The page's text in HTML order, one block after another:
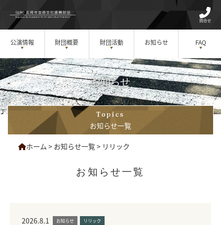
問合せ
公演情報 財団概要 財団活動 お知らせ FAQ
お知らせ
Topics
お知らせ一覧
ホーム > お知らせ一覧> リリック
お知らせ一覧
2026.8.1 お知らせ リリック